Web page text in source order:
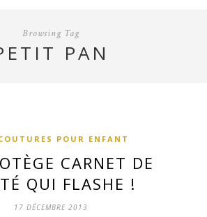
Browsing Tag
PAN
POUR ENFANT
CARNET DE
QUI FLASHE !
17 DÉCEMBRE 2013